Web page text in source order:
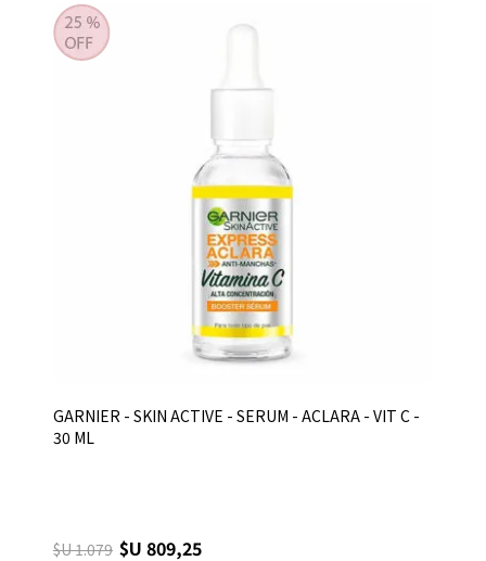
GARNIER - SKIN ACTIVE - SERUM - ACLARA - VIT C -
30 ML
$U 1.079 $U 809,25